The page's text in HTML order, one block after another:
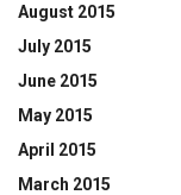
August 2015
July 2015
June 2015
May 2015
April 2015
March 2015